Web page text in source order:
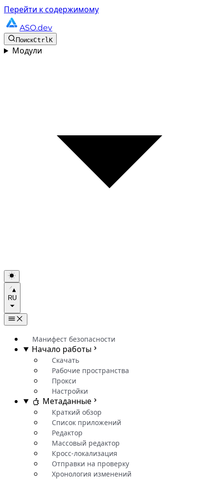
Перейти к содержимому
ASO.dev
ПоискCtrlK
Модули
RU
Манифест безопасности
Начало работы
Скачать
Рабочие пространства
Прокси
Настройки
Метаданные
Краткий обзор
Список приложений
Редактор
Массовый редактор
Кросс-локализация
Отправки на проверку
Хронология изменений